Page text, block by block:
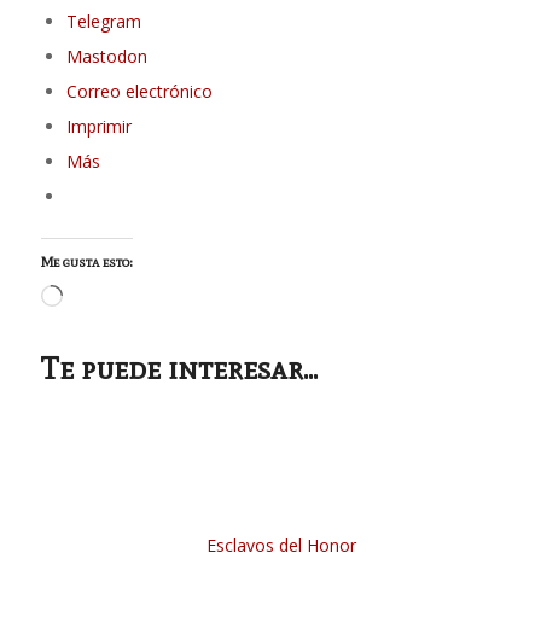
Telegram
Mastodon
Correo electrónico
Imprimir
Más
Me gusta esto:
Cargando...
Te puede interesar...
Esclavos del Honor